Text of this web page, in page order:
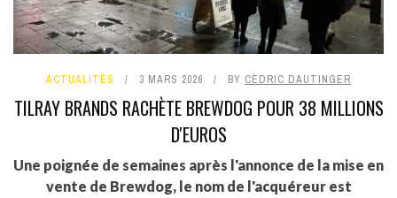
ACTUALITÉS 3 MARS 2026 BY CÉDRIC DAUTINGER
TILRAY BRANDS RACHÈTE BREWDOG POUR 38 MILLIONS
D'EUROS
Une poignée de semaines après l'annonce de la mise en
vente de Brewdog, le nom de l'acquéreur est